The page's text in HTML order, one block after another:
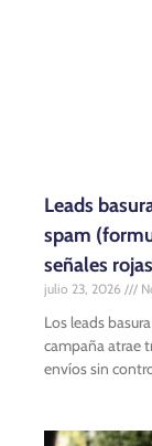
Leads
spam
señales
julio 23, 2026
Los leads
campaña atrae
envíos sin